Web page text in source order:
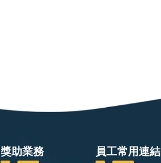
獎助業務 員工常用連結